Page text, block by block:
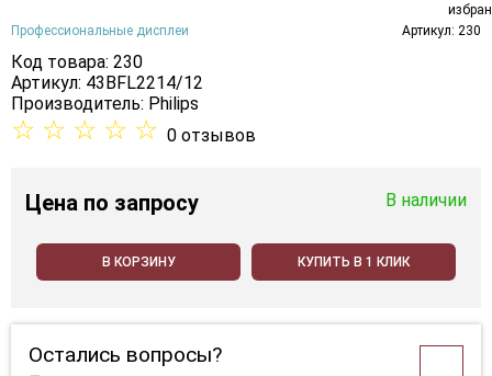
Профессиональные дисплеи Артикул: 230
Код товара: 230
Артикул: 43BFL2214/12
Производитель: Philips
☆ ☆ ☆ ☆ ☆ 0 отзывов
Цена по запросу В наличии
В КОРЗИНУ КУПИТЬ В 1 КЛИК
Остались вопросы?